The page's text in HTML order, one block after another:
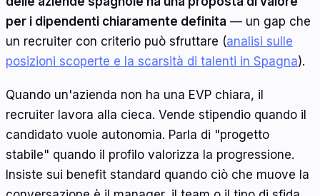
per i dipendenti chiaramente definita — un gap che
un recruiter con criterio può sfruttare (analisi sulle
posizioni scoperte e la scarsità di talenti in Spagna).
Quando un'azienda non ha una EVP chiara, il
recruiter lavora alla cieca. Vende stipendio quando il
candidato vuole autonomia. Parla di "progetto
stabile" quando il profilo valorizza la progressione.
Insiste sui benefit standard quando ciò che muove la